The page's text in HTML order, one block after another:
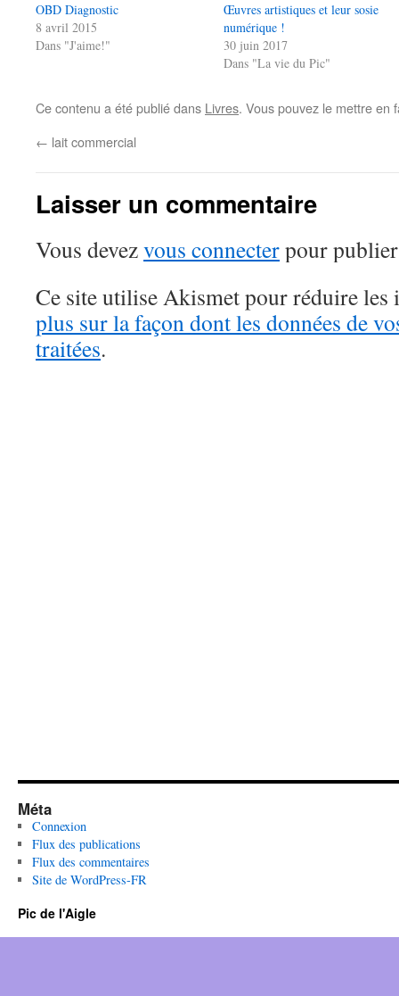
OBD Diagnostic
8 avril 2015
Dans "J'aime!"
Œuvres artistiques et leur sosie
numérique !
30 juin 2017
Dans "La vie du Pic"
Ce contenu a été publié dans Livres. Vous pouvez le mettre en
← lait commercial
Laisser un commentaire
Vous devezvous connecterpour
Ce site utilise Akismet pour réduire les
plus sur la façon dont les données de
traitées.
Méta
Connexion
Flux des publications
Flux des commentaires
Site de WordPress-FR
Pic de l'Aigle